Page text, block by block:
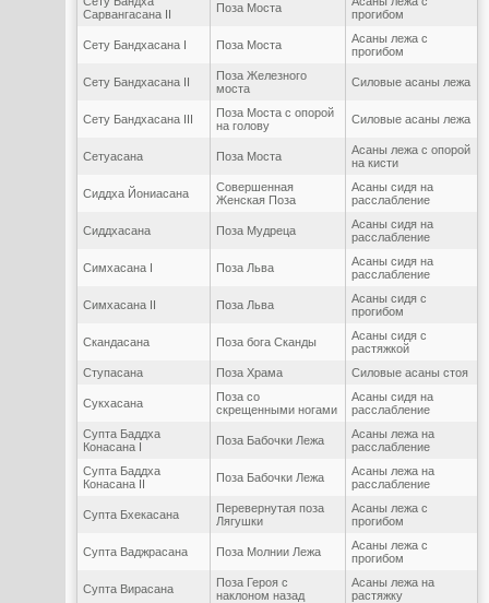
Сарвангасана II
Поза Моста
прогибом
Сету Бандхасана I Поза Моста
Асаны лежа с
прогибом
Сету Бандхасана II
Поза Железного
моста
Силовые асаны лежа
Сету Бандхасана III
Поза Моста с опорой
на голову
Силовые асаны лежа
Сетуасана Поза Моста
Асаны лежа с опорой
на кисти
Сиддха Йониасана
Совершенная
Женская Поза
Асаны сидя на
расслабление
Сиддхасана Поза Мудреца
Асаны сидя на
расслабление
Симхасана I Поза Льва
Асаны сидя на
расслабление
Симхасана II Поза Льва
Асаны сидя с
прогибом
Скандасана Поза бога Сканды
Асаны сидя с
растяжкой
Ступасана
Поза Храма Силовые асаны стоя
Сукхасана
Поза со
скрещенными ногами
Асаны сидя на
расслабление
Супта Баддха
Конасана I
Поза Бабочки Лежа
Асаны лежа на
расслабление
Супта Баддха
Конасана II
Поза Бабочки Лежа
Асаны лежа на
расслабление
Супта Бхекасана
Перевернутая поза
Лягушки
Асаны лежа с
прогибом
Супта Ваджрасана Поза Молнии Лежа
Асаны лежа с
прогибом
Супта Вирасана
Поза Героя с
наклоном назад
Асаны лежа на
растяжку